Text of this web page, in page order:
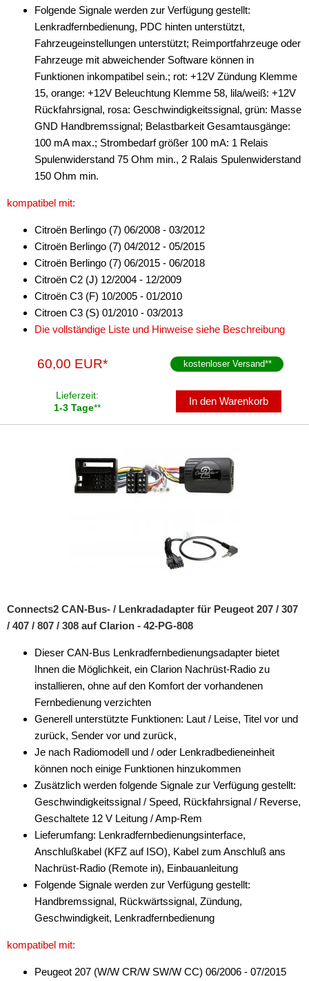
Folgende Signale werden zur Verfügung gestellt:
Lenkradfernbedienung, PDC hinten unterstützt,
Fahrzeugeinstellungen unterstützt; Reimportfahrzeuge oder
Fahrzeuge mit abweichender Software können in
Funktionen inkompatibel sein.; rot: +12V Zündung Klemme
15, orange: +12V Beleuchtung Klemme 58, lila/weiß: +12V
Rückfahrsignal, rosa: Geschwindigkeitssignal, grün: Masse
GND Handbremssignal; Belastbarkeit Gesamtausgänge:
100 mA max.; Strombedarf größer 100 mA: 1 Relais
Spulenwiderstand 75 Ohm min., 2 Ralais Spulenwiderstand
150 Ohm min.
kompatibel mit:
Citroën Berlingo (7) 06/2008 - 03/2012
Citroën Berlingo (7) 04/2012 - 05/2015
Citroën Berlingo (7) 06/2015 - 06/2018
Citroën C2 (J) 12/2004 - 12/2009
Citroën C3 (F) 10/2005 - 01/2010
Citroen C3 (S) 01/2010 - 03/2013
Die vollständige Liste und Hinweise siehe Beschreibung
60,00 EUR* kostenloser Versand**
Lieferzeit:
1-3 Tage**
In den Warenkorb
Connects2 CAN-Bus- / Lenkradadapter für Peugeot 207 / 307
/ 407 / 807 / 308 auf Clarion - 42-PG-808
Dieser CAN-Bus Lenkradfernbedienungsadapter bietet
Ihnen die Möglichkeit, ein Clarion Nachrüst-Radio zu
installieren, ohne auf den Komfort der vorhandenen
Fernbedienung verzichten
Generell unterstützte Funktionen: Laut / Leise, Titel vor und
zurück, Sender vor und zurück,
Je nach Radiomodell und / oder Lenkradbedieneinheit
können noch einige Funktionen hinzukommen
Zusätzlich werden folgende Signale zur Verfügung gestellt:
Geschwindigkeitssignal / Speed, Rückfahrsignal / Reverse,
Geschaltete 12 V Leitung / Amp-Rem
Lieferumfang: Lenkradfernbedienungsinterface,
Anschlußkabel (KFZ auf ISO), Kabel zum Anschluß ans
Nachrüst-Radio (Remote in), Einbauanleitung
Folgende Signale werden zur Verfügung gestellt:
Handbremssignal, Rückwärtssignal, Zündung,
Geschwindigkeit, Lenkradfernbedienung
kompatibel mit:
Peugeot 207 (W/W CR/W SW/W CC) 06/2006 - 07/2015